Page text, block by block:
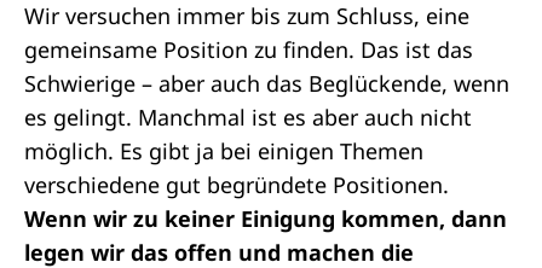
Wir versuchen immer bis zum Schluss, eine
gemeinsame Position zu finden. Das ist das
Schwierige – aber auch das Beglückende, wenn
es gelingt. Manchmal ist es aber auch nicht
möglich. Es gibt ja bei einigen Themen
verschiedene gut begründete Positionen.
Wenn wir zu keiner Einigung kommen, dann
legen wir das offen und machen die